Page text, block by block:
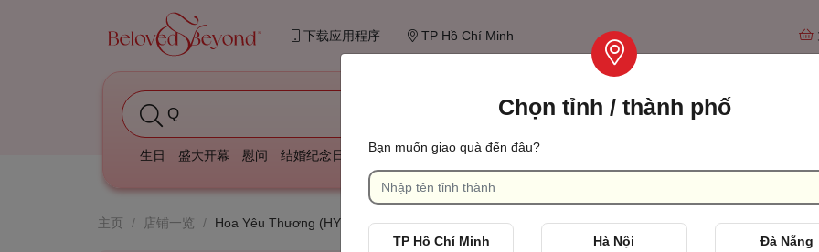
下载应用程序 TP Hồ Chí Minh
Quà tặng sinh nhật mẹ
生日 盛大开幕 慰问 结婚纪念日 庆祝我们见面的第一天
主页 / 店铺一览 / Hoa Yêu Thương (HYT)
Chọn tỉnh / thành phố
Bạn muốn giao quà đến đâu?
TP Hồ Chí Minh Hà Nội Đà Nẵng